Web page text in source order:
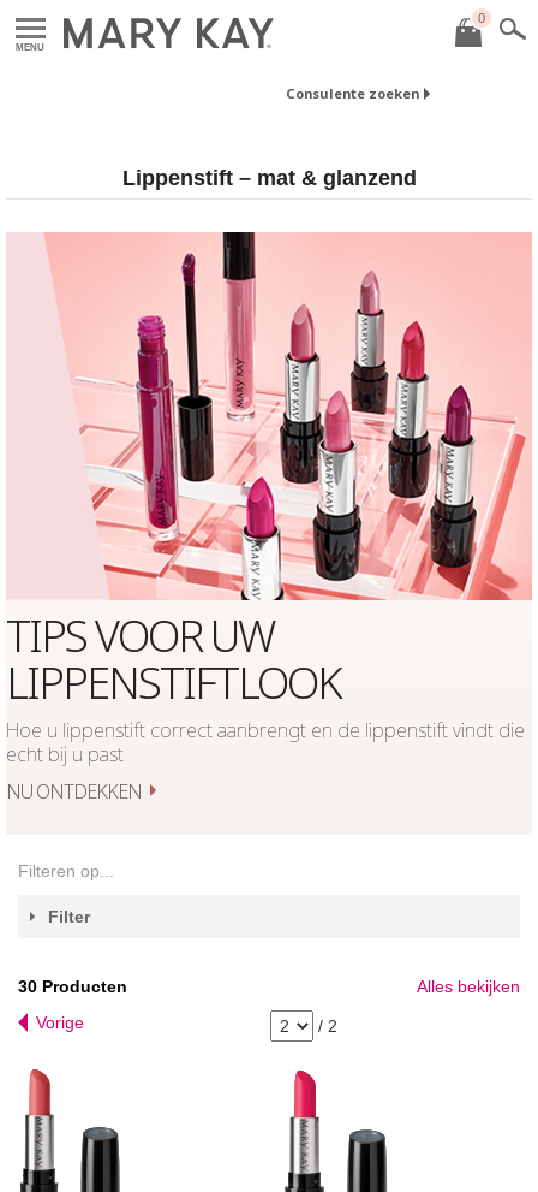
MENU
0
Consulente zoeken
Lippenstift – mat & glanzend
TIPS VOOR UW
LIPPENSTIFTLOOK
Hoe u lippenstift correct aanbrengt en de lippenstift vindt die
echt bij u past
NU ONTDEKKEN
Filteren op...
Filter
30 Producten
Alles bekijken
Vorige
/ 2